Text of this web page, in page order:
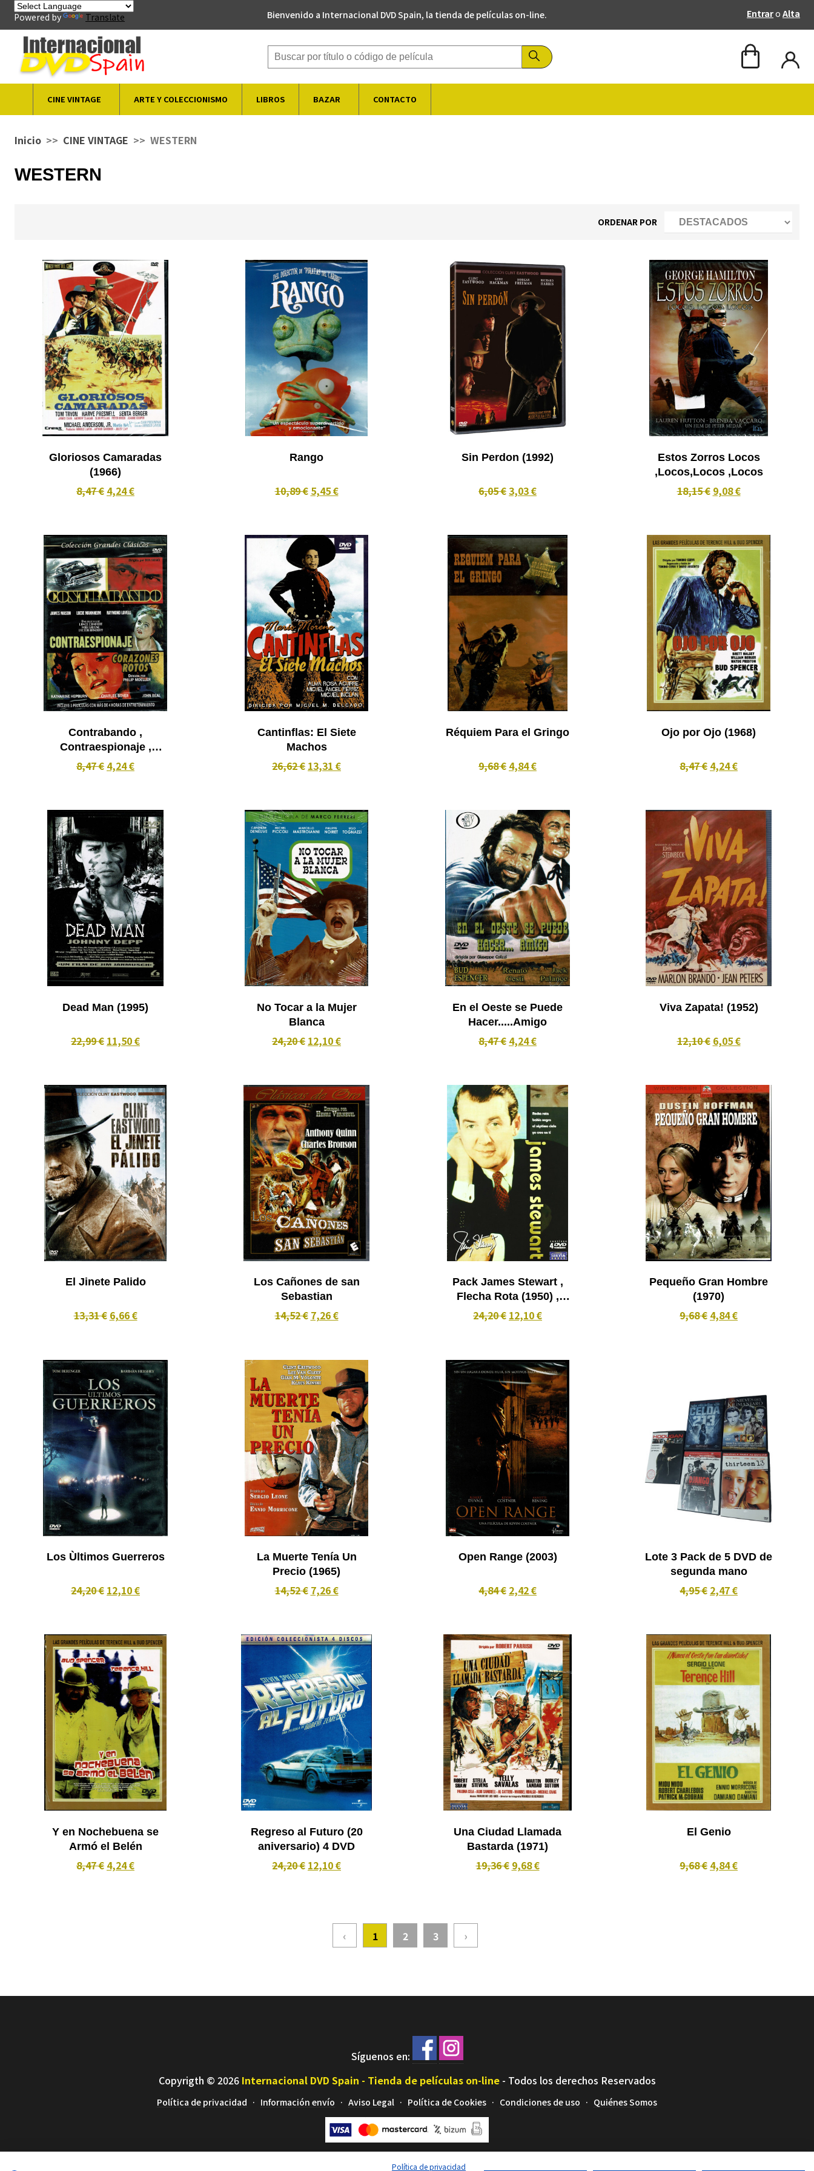
Powered by Translate Bienvenido a Internacional DVD Spain, la tienda de películas on-line. Entraro Alta
Buscador de productos
CINE VINTAGE ARTE Y COLECCIONISMO LIBROS BAZAR CONTACTO
Inicio CINE VINTAGE WESTERN
WESTERN
ORDENAR POR
Gloriosos Camaradas
(1966)
8,47 € 4,24 €
Rango
10,89 € 5,45 €
Sin Perdon (1992)
6,05 €3,03 €
Estos Zorros Locos
,Locos,Locos ,Locos
18,15 € 9,08 €
Contrabando ,
Contraespionaje ,
8,47 € 4,24 €
Cantinflas: El Siete
Machos
26,62 € 13,31 €
Réquiem Para el Gringo
9,68 € 4,84 €
Ojo por Ojo (1968)
8,47 € 4,24 €
Dead Man (1995)
22,99 € 11,50 €
No Tocar a la Mujer
Blanca
24,20 € 12,10 €
En el Oeste se Puede
Hacer.....Amigo
8,47 € 4,24 €
Viva Zapata! (1952)
12,10 € 6,05 €
El Jinete Palido
13,31 € 6,66 €
Los Cañones de san
Sebastian
14,52 € 7,26 €
Pack James Stewart ,
Flecha Rota (1950) ,
Bahia Negra (1953), El
Séptimo Cielo (1937) , Yo
24,20 € 12,10 €
Pequeño Gran Hombre
(1970)
9,68 € 4,84 €
Los Ùltimos Guerreros
24,20 € 12,10 €
La Muerte Tenía Un
Precio (1965)
14,52 € 7,26 €
Open Range (2003)
4,84 € 2,42 €
Lote 3 Pack de 5 DVD de
segunda mano
4,95 € 2,47 €
Y en Nochebuena se
Armó el Belén
8,47 € 4,24 €
Regreso al Futuro (20
aniversario) 4 DVD
24,20 € 12,10 €
Una Ciudad Llamada
Bastarda (1971)
19,36 € 9,68 €
El Genio
9,68 € 4,84 €
‹ 1 2 3 ›
Síguenos en:
Copyrigth © 2026 Internacional DVD Spain - Tienda de películas on-line - Todos los derechos Reservados
Política de privacidad Información envío Aviso Legal Política de Cookies Condiciones de uso Quiénes Somos
Política de privacidad